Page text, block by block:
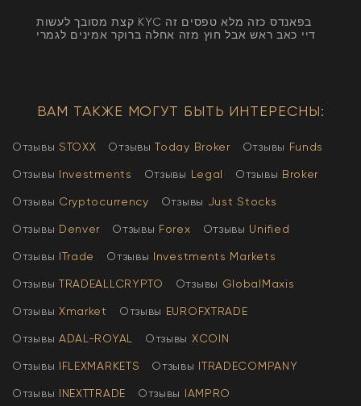
קצת מסובך לעשות KYC בפאנדס כזה מלא טפסים זה
דיי כאב ראש אבל חוץ מזה אחלה ברוקר אמינים לגמרי
ВАМ ТАКЖЕ МОГУТ БЫТЬ ИНТЕРЕСНЫ:
Отзывы STOXX Отзывы Today Broker Отзывы Funds
Отзывы Investments Отзывы Legal Отзывы Broker
Отзывы Cryptocurrency Отзывы Just Stocks
Отзывы Denver Отзывы Forex Отзывы Unified
Отзывы ITrade Отзывы Investments Markets
Отзывы TRADEALLCRYPTO Отзывы GlobalMaxis
Отзывы Xmarket Отзывы EUROFXTRADE
Отзывы АDAL-ROYAL Отзывы XCOIN
Отзывы IFLEXMARKETS Отзывы ITRADECOMPANY
Отзывы INEXTTRADE Отзывы IAMPRO